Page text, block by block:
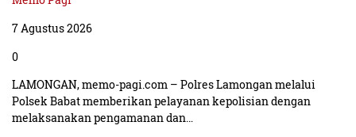
7 Agustus 2026
0
LAMONGAN, memo-pagi.com – Polres Lamongan melalui
Polsek Babat memberikan pelayanan kepolisian dengan
melaksanakan pengamanan dan…